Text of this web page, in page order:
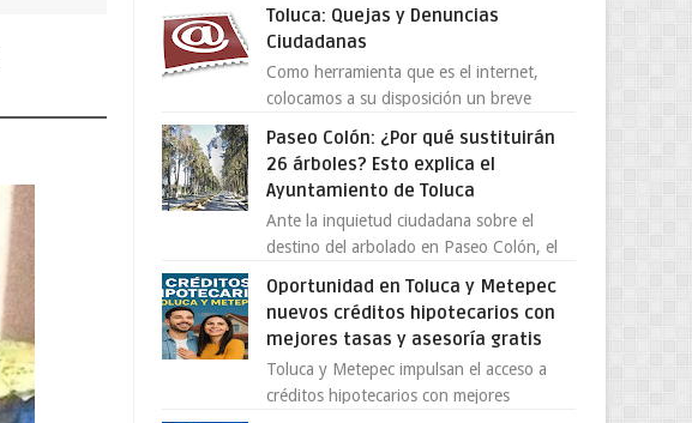
Toluca: Quejas y Denuncias
Ciudadanas
Como herramienta que es el internet,
colocamos a su disposición un breve
denuncia ciudadana la e...
Paseo Colón: ¿Por qué sustituirán
26 árboles? Esto explica el
Ayuntamiento de Toluca
Ante la inquietud ciudadana sobre el
destino del arbolado en Paseo Colón, el
solo 26 ejemplares será...
Oportunidad en Toluca y Metepec
nuevos créditos hipotecarios con
mejores tasas y asesoría gratis
Toluca y Metepec impulsan el acceso a
créditos hipotecarios con mejores